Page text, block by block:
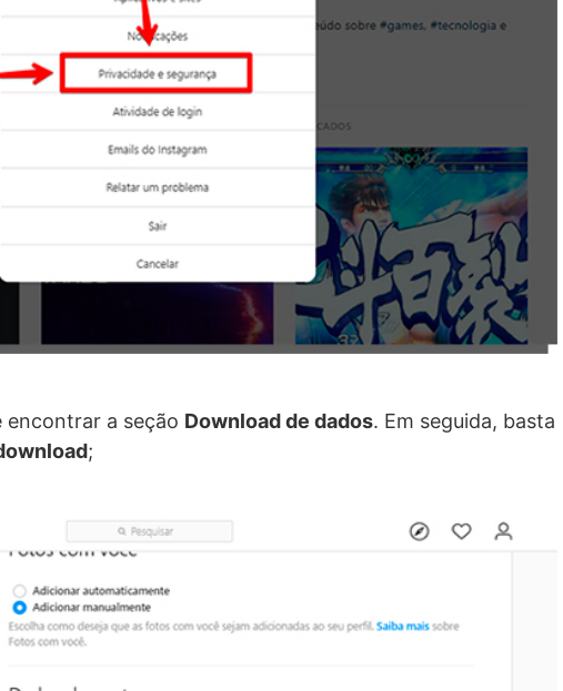
encontrar a seção Download de dados. Em seguida, basta
;